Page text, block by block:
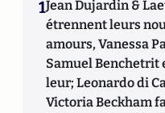
1Jean Dujardin &
étrennent leurs
amours, Vanessa
Samuel Benchetrit
leur; Leonardo di
Victoria Beckham